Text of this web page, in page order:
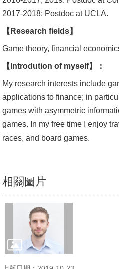
辦
法
文
件
心
輔
&
學
輔
款
教
源
與
2017-2018: Postdoc at UCLA.
【Research fields】
Game theory, financial
【Introdution of myself】：
My research interests include
applications to finance; in
games with asymmetric
games. In my free time I enjoy
races, and board games.
相關圖片